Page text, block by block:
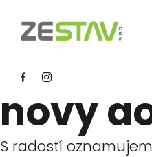
nový
S radostí